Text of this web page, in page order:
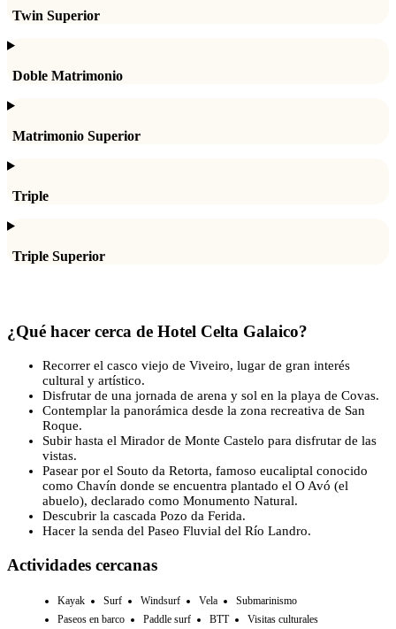
Twin Superior
Doble Matrimonio
Matrimonio Superior
Triple
Triple Superior
¿Qué hacer cerca de Hotel Celta Galaico?
Recorrer el casco viejo de Viveiro, lugar de gran interés
cultural y artístico.
Disfrutar de una jornada de arena y sol en la playa de Covas.
Contemplar la panorámica desde la zona recreativa de San
Roque.
Subir hasta el Mirador de Monte Castelo para disfrutar de las
vistas.
Pasear por el Souto da Retorta, famoso eucaliptal conocido
como Chavín donde se encuentra plantado el O Avó (el
abuelo), declarado como Monumento Natural.
Descubrir la cascada Pozo da Ferida.
Hacer la senda del Paseo Fluvial del Río Landro.
Actividades cercanas
Kayak Surf Windsurf Vela
Submarinismo
Paseos en barco
Paddle surf BTT
Visitas culturales